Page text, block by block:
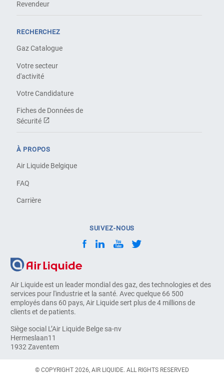
Air Liquide est un leader mondial des gaz, des technologies et des
services pour l'industrie et la santé. Avec quelque 66 500
employés dans 60 pays, Air Liquide sert plus de 4 millions de
clients et de patients.
Siège social L’Air Liquide Belge sa-nv
Hermeslaan11
1932 Zaventem
Revendeur
RECHERCHEZ
Gaz Catalogue
Votre secteur
d'activité
Votre Candidature
Fiches de Données de
Sécurité
À PROPOS
Air Liquide Belgique
FAQ
Carrière
SUIVEZ-NOUS
© COPYRIGHT 2026, AIR LIQUIDE. ALL RIGHTS RESERVED